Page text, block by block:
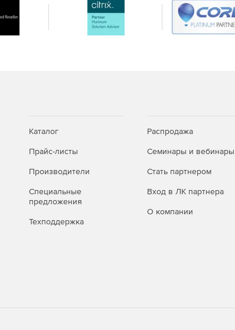
Каталог
Прайс-листы
Производители
Специальные
предложения
Техподдержка
Распродажа
Семинары и вебинары
Стать партнером
Вход в ЛК партнера
О компании